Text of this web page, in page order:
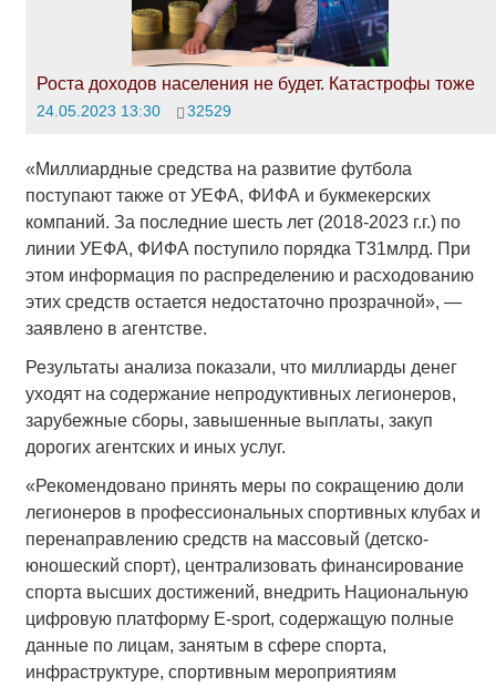
Роста доходов населения не будет. Катастрофы тоже
24.05.2023 13:30 32529
«Миллиардные средства на развитие футбола
поступают также от УЕФА, ФИФА и букмекерских
компаний. За последние шесть лет (2018-2023 г.г.) по
линии УЕФА, ФИФА поступило порядка Т31млрд. При
этом информация по распределению и расходованию
этих средств остается недостаточно прозрачной», —
заявлено в агентстве.
Результаты анализа показали, что миллиарды денег
уходят на содержание непродуктивных легионеров,
зарубежные сборы, завышенные выплаты, закуп
дорогих агентских и иных услуг.
«Рекомендовано принять меры по сокращению доли
легионеров в профессиональных спортивных клубах и
перенаправлению средств на массовый (детско-
юношеский спорт), централизовать финансирование
спорта высших достижений, внедрить Национальную
цифровую платформу Е-sport, содержащую полные
данные по лицам, занятым в сфере спорта,
инфраструктуре, спортивным мероприятиям